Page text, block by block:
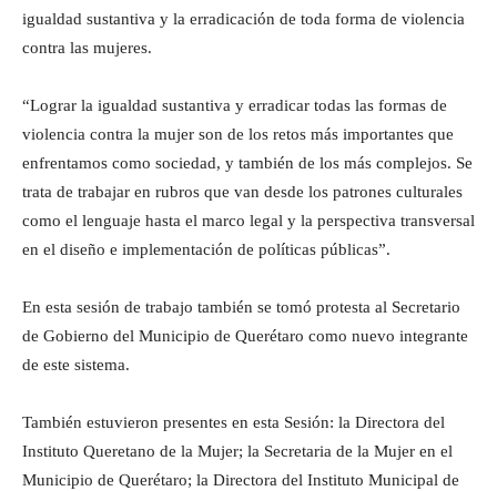
igualdad sustantiva y la erradicación de toda forma de violencia
contra las mujeres.
“Lograr la igualdad sustantiva y erradicar todas las formas de
violencia contra la mujer son de los retos más importantes que
enfrentamos como sociedad, y también de los más complejos. Se
trata de trabajar en rubros que van desde los patrones culturales
como el lenguaje hasta el marco legal y la perspectiva transversal
en el diseño e implementación de políticas públicas”.
En esta sesión de trabajo también se tomó protesta al Secretario
de Gobierno del Municipio de Querétaro como nuevo integrante
de este sistema.
También estuvieron presentes en esta Sesión: la Directora del
Instituto Queretano de la Mujer; la Secretaria de la Mujer en el
Municipio de Querétaro; la Directora del Instituto Municipal de